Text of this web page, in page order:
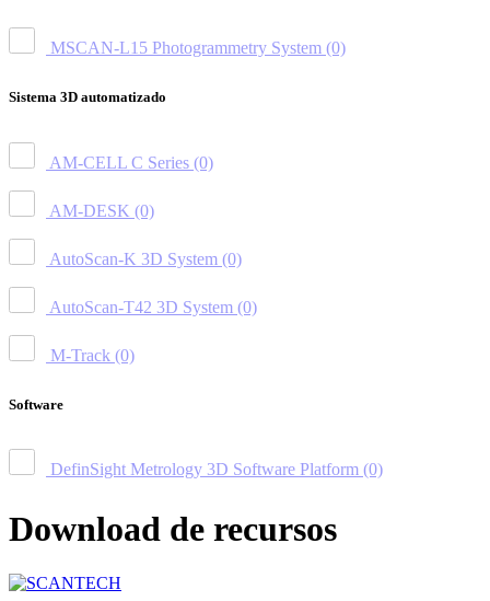
MSCAN-L15 Photogrammetry System (0)
Sistema 3D automatizado
AM-CELL C Series (0)
AM-DESK (0)
AutoScan-K 3D System (0)
AutoScan-T42 3D System (0)
M-Track (0)
Software
DefinSight Metrology 3D Software Platform (0)
Download de recursos